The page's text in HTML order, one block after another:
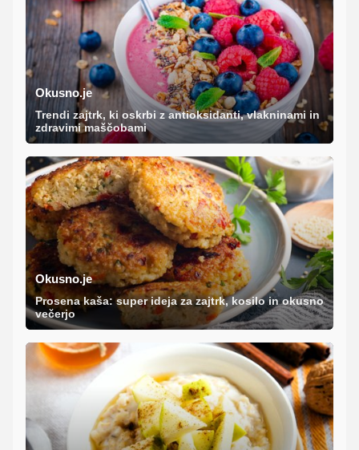
Okusno.je
Trendi zajtrk, ki oskrbi z antioksidanti, vlakninami in
zdravimi maščobami
Okusno.je
Prosena kaša: super ideja za zajtrk, kosilo in okusno
večerjo